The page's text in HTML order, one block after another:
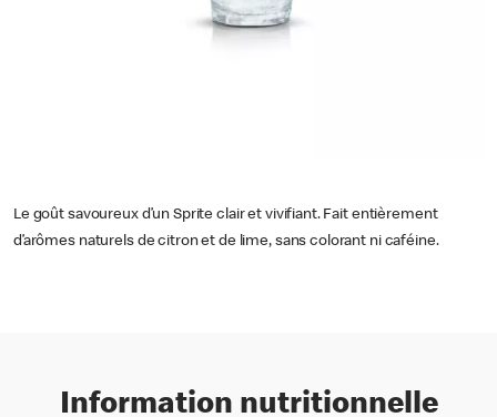
Le goût savoureux d’un Sprite clair et vivifiant. Fait entièrement
d’arômes naturels de citron et de lime, sans colorant ni caféine.
Information nutritionnelle